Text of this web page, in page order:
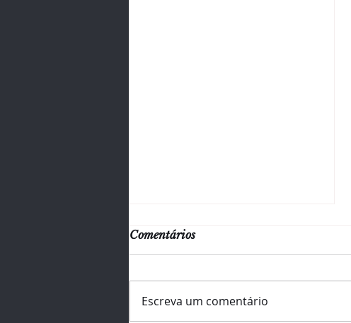
⏳ Faltam 5 dias!
Comentários
Escreva um comentário